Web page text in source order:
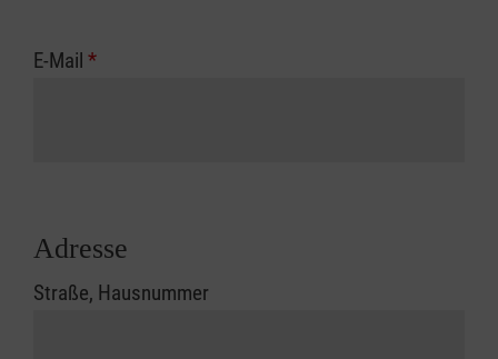
E-Mail *
Adresse
Straße, Hausnummer